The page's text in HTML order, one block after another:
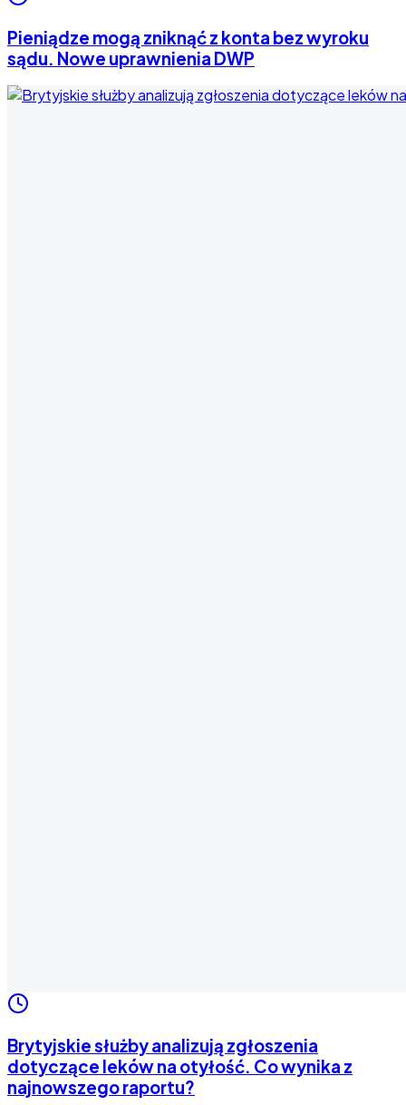
Pieniądze mogą zniknąć z konta bez wyroku
sądu. Nowe uprawnienia DWP
Brytyjskie służby analizują zgłoszenia
dotyczące leków na otyłość. Co wynika z
najnowszego raportu?